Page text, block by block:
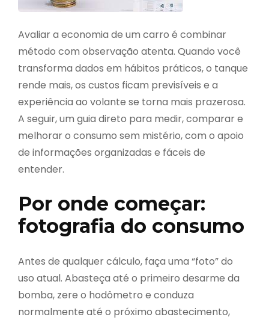
Avaliar a economia de um carro é combinar
método com observação atenta. Quando você
transforma dados em hábitos práticos, o tanque
rende mais, os custos ficam previsíveis e a
experiência ao volante se torna mais prazerosa.
A seguir, um guia direto para medir, comparar e
melhorar o consumo sem mistério, com o apoio
de informações organizadas e fáceis de
entender.
Por onde começar:
fotografia do consumo
Antes de qualquer cálculo, faça uma “foto” do
uso atual. Abasteça até o primeiro desarme da
bomba, zere o hodômetro e conduza
normalmente até o próximo abastecimento,